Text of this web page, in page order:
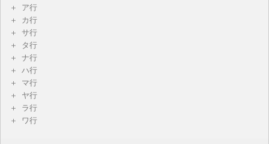
ア行
カ行
サ行
タ行
ナ行
ハ行
マ行
ヤ行
ラ行
ワ行